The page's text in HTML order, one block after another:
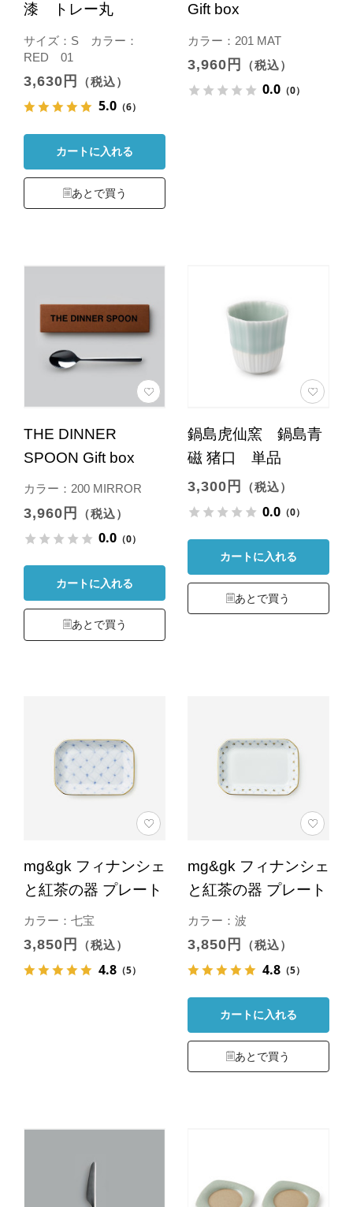
漆 トレー丸
サイズ：S カラー：
RED 01
3,630円 （税込）
5.0（6）
カートに入れる
あとで買う
Gift box
カラー：201 MAT
3,960円 （税込）
0.0（0）
THE DINNER
SPOON Gift box
カラー：200 MIRROR
3,960円 （税込）
0.0（0）
カートに入れる
あとで買う
鍋島虎仙窯 鍋島青
磁 猪口 単品
3,300円 （税込）
0.0（0）
カートに入れる
あとで買う
mg&gk フィナンシェ
と紅茶の器 プレート
カラー：七宝
3,850円 （税込）
4.8（5）
mg&gk フィナンシェ
と紅茶の器 プレート
カラー：波
3,850円 （税込）
4.8（5）
カートに入れる
あとで買う